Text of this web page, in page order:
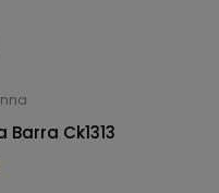
Ck1313